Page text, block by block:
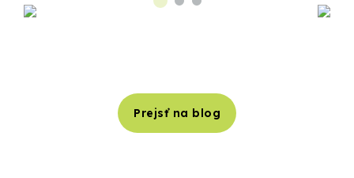
Prejsť na blog